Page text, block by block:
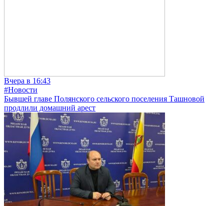
Вчера в 16:43
#Новости
Бывшей главе Полянского сельского поселения Ташновой
продлили домашний арест